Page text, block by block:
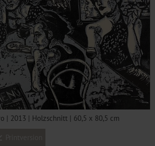
| 2013 | Holzschnitt | 60,5 x 80,5 cm